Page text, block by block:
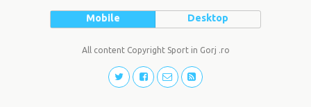
Mobile Desktop
All content Copyright Sport in Gorj .ro